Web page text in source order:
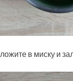
в миску и